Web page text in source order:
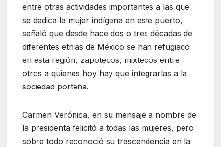
entre otras actividades importantes a las que
se dedica la mujer indígena en este puerto,
señaló que desde hace dos o tres décadas de
diferentes etnias de México se han refugiado
en esta región, zapotecos, mixtecos entre
otros a quienes hoy hay que integrarlas a la
sociedad porteña.
Carmen Verónica, en su mensaje a nombre de
la presidenta felicitó a todas las mujeres, pero
sobre todo reconoció su trascendencia en la